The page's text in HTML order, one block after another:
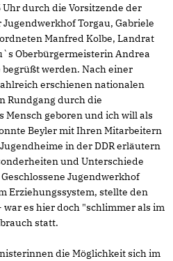
durch die Vorsitzende der
Torgau, Gabriele
Manfred Kolbe, Landrat
Oberbürgermeisterin Andrea
werden. Nach einer
erschienen nationalen
Rundgang durch die
Mensch geboren und ich will als
Beyler mit Ihren Mitarbeitern
in der DDR erläutern
und Unterschiede
Jugendwerkhof
Erziehungssystem, stellte den
es hier doch "schlimmer als im
statt.
die Möglichkeit sich im